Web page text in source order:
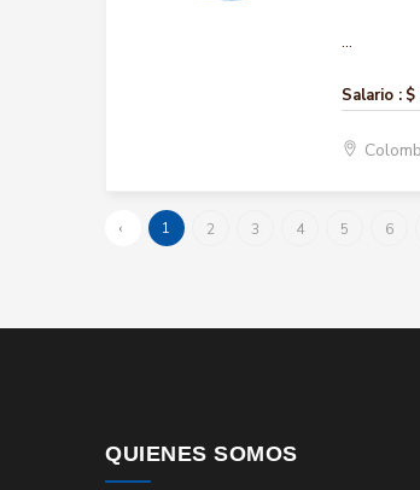
...
Salario : $
‹ 1 2 3 4 5 6
QUIENES SOMOS